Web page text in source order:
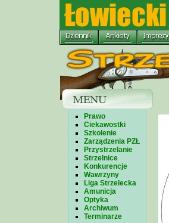
Prawo
Ciekawostki
Szkolenie
Zarządzenia PZŁ
Przystrzelanie
Strzelnice
Konkurencje
Wawrzyny
Liga Strzelecka
Amunicja
Optyka
Archiwum
Terminarze